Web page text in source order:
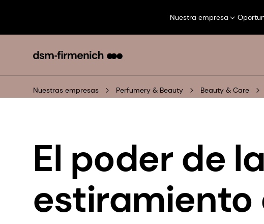
Nuestra empresa
Nuestras empresas Perfumery & Beauty Beauty & Care
El poder de